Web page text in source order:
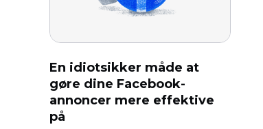
En idiotsikker måde at
gøre dine Facebook-
annoncer mere effektive
på